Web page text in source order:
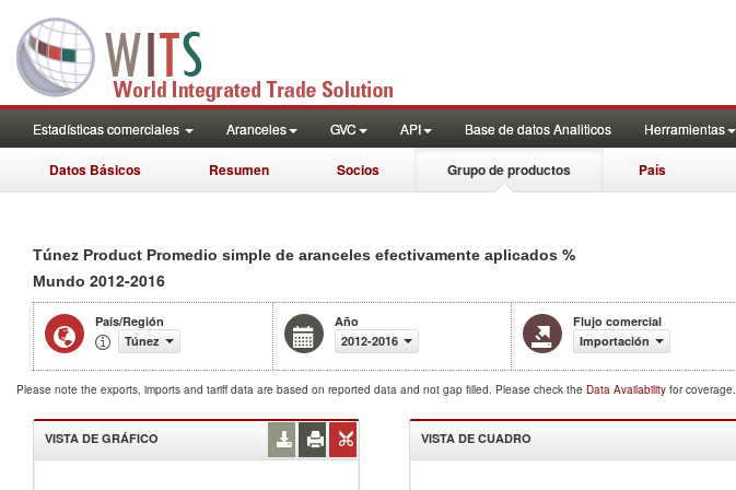
Estadísticas comerciales Aranceles GVC API Base de datos Analiticos Herramientas
Datos Básicos Resumen Socios Grupo de productos País
Túnez Product Promedio simple de aranceles efectivamente aplicados %
Mundo 2012-2016
País/Región
Túnez
Año
2012-2016
Flujo comercial
Importación
Please note the exports, imports and tariff data are based on reported data and not gap filled. Please check the Data Availability for coverage.
VISTA DE GRÁFICO VISTA DE CUADRO